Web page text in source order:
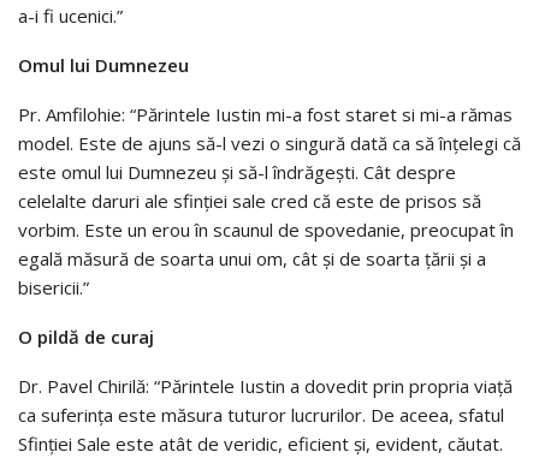
a-i fi ucenici.”
Omul lui Dumnezeu
Pr. Amfilohie: “Părintele Iustin mi-a fost staret si mi-a rămas
model. Este de ajuns să-l vezi o singură dată ca să înţelegi că
este omul lui Dumnezeu şi să-l îndrăgeşti. Cât despre
celelalte daruri ale sfinţiei sale cred că este de prisos să
vorbim. Este un erou în scaunul de spovedanie, preocupat în
egală măsură de soarta unui om, cât şi de soarta ţării şi a
bisericii.”
O pildă de curaj
Dr. Pavel Chirilă: “Părintele Iustin a dovedit prin propria viaţă
ca suferinţa este măsura tuturor lucrurilor. De aceea, sfatul
Sfinţiei Sale este atât de veridic, eficient şi, evident, căutat.